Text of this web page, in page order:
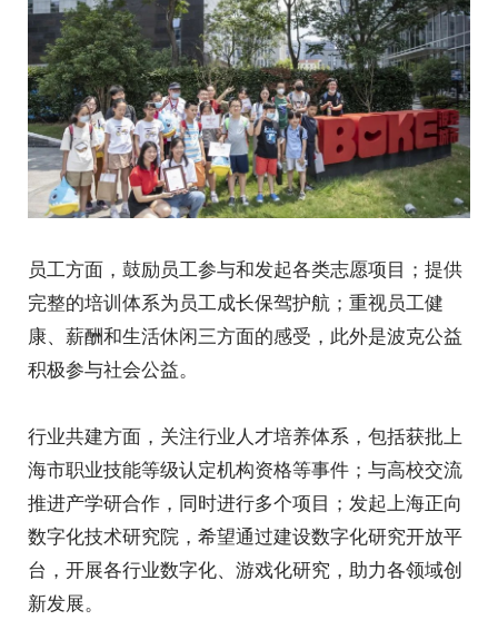
员工方面，鼓励员工参与和发起各类志愿项目；提供
完整的培训体系为员工成长保驾护航；重视员工健
康、薪酬和生活休闲三方面的感受，此外是波克公益
积极参与社会公益。
行业共建方面，关注行业人才培养体系，包括获批上
海市职业技能等级认定机构资格等事件；与高校交流
推进产学研合作，同时进行多个项目；发起上海正向
数字化技术研究院，希望通过建设数字化研究开放平
台，开展各行业数字化、游戏化研究，助力各领域创
新发展。